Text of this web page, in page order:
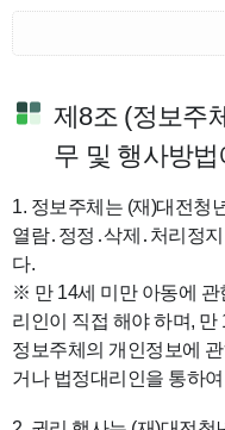
제8조 (정보주
무 및 행사방
1. 정보주체는 (재)대전청
열람․정정․삭제․처리정
다.
※ 만 14세 미만 아동에 관
리인이 직접 해야 하며,
정보주체의 개인정보에
거나 법정대리인을 통하